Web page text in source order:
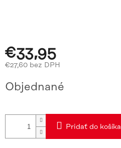
€33,95
€27,60 bez DPH
cena:
Objednané
Pridať do košíka